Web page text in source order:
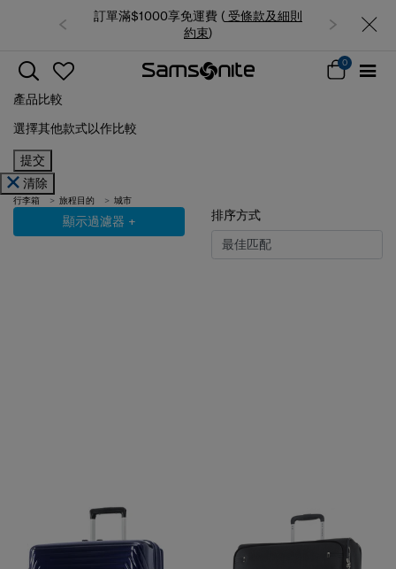
訂單滿$1000享免運費 ( 受條款及細則
約束)
0
產品比較
選擇其他款式以作比較
提交
清除
行李箱 旅程目的 城市
顯示過濾器 + 排序方式